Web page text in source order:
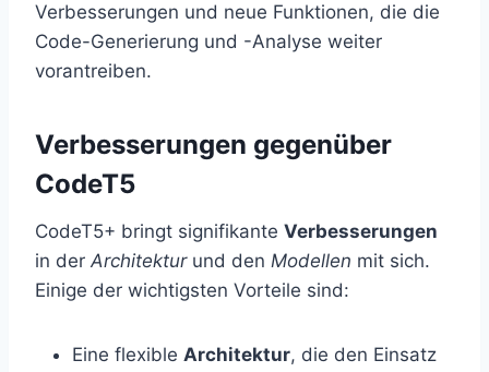
Verbesserungen und neue Funktionen, die die
Code-Generierung und -Analyse weiter
vorantreiben.
Verbesserungen gegenüber
CodeT5
CodeT5+ bringt signifikante Verbesserungen
in der Architekturund den Modellen mit sich.
Einige der wichtigsten Vorteile sind:
Eine flexible Architektur, die den Einsatz